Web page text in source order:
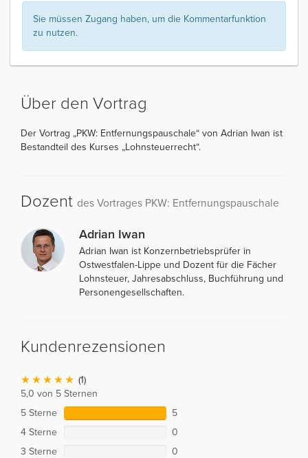
Sie müssen Zugang haben, um die Kommentarfunktion
zu nutzen.
Über den Vortrag
Der Vortrag „PKW: Entfernungspauschale“ von Adrian Iwan ist
Bestandteil des Kurses „Lohnsteuerrecht“.
Dozent des Vortrages PKW: Entfernungspauschale
Adrian Iwan
Adrian Iwan ist Konzernbetriebsprüfer in
Ostwestfalen-Lippe und Dozent für die Fächer
Lohnsteuer, Jahresabschluss, Buchführung und
Personengesellschaften.
Kundenrezensionen
(1)
5,0 von 5 Sternen
5 Sterne
5
4 Sterne
0
3 Sterne
0